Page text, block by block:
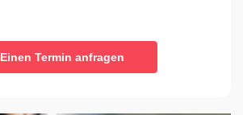
Einen Termin anfragen